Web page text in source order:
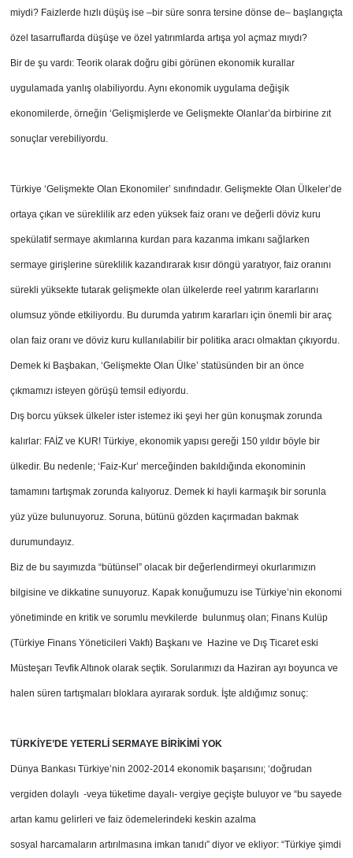
miydi? Faizlerde hızlı düşüş ise –bir süre sonra tersine dönse de– başlangıçta
özel tasarruflarda düşüşe ve özel yatırımlarda artışa yol açmaz mıydı?
Bir de şu vardı: Teorik olarak doğru gibi görünen ekonomik kurallar
uygulamada yanlış olabiliyordu. Aynı ekonomik uygulama değişik
ekonomilerde, örneğin ‘Gelişmişlerde ve Gelişmekte Olanlar’da birbirine zıt
sonuçlar verebiliyordu.
Türkiye ‘Gelişmekte Olan Ekonomiler’ sınıfındadır. Gelişmekte Olan Ülkeler’de
ortaya çıkan ve süreklilik arz eden yüksek faiz oranı ve değerli döviz kuru
spekülatif sermaye akımlarına kurdan para kazanma imkanı sağlarken
sermaye girişlerine süreklilik kazandırarak kısır döngü yaratıyor, faiz oranını
sürekli yüksekte tutarak gelişmekte olan ülkelerde reel yatırım kararlarını
olumsuz yönde etkiliyordu. Bu durumda yatırım kararları için önemli bir araç
olan faiz oranı ve döviz kuru kullanılabilir bir politika aracı olmaktan çıkıyordu.
Demek ki Başbakan, ‘Gelişmekte Olan Ülke’ statüsünden bir an önce
çıkmamızı isteyen görüşü temsil ediyordu.
Dış borcu yüksek ülkeler ister istemez iki şeyi her gün konuşmak zorunda
kalırlar: FAİZ ve KUR! Türkiye, ekonomik yapısı gereği 150 yıldır böyle bir
ülkedir. Bu nedenle; ‘Faiz-Kur’ merceğinden bakıldığında ekonominin
tamamını tartışmak zorunda kalıyoruz. Demek ki hayli karmaşık bir sorunla
yüz yüze bulunuyoruz. Soruna, bütünü gözden kaçırmadan bakmak
durumundayız.
Biz de bu sayımızda “bütünsel” olacak bir değerlendirmeyi okurlarımızın
bilgisine ve dikkatine sunuyoruz. Kapak konuğumuzu ise Türkiye’nin ekonomi
yönetiminde en kritik ve sorumlu mevkilerde bulunmuş olan; Finans Kulüp
(Türkiye Finans Yöneticileri Vakfı) Başkanı ve Hazine ve Dış Ticaret eski
Müsteşarı Tevfik Altınok olarak seçtik. Sorularımızı da Haziran ayı boyunca ve
halen süren tartışmaları bloklara ayırarak sorduk. İşte aldığımız sonuç:
TÜRKİYE’DE YETERLİ SERMAYE BİRİKİMİ YOK
Dünya Bankası Türkiye’nin 2002-2014 ekonomik başarısını; ‘doğrudan
vergiden dolaylı -veya tüketime dayalı- vergiye geçişte buluyor ve “bu sayede
artan kamu gelirleri ve faiz ödemelerindeki keskin azalma
sosyal harcamaların artırılmasına imkan tanıdı” diyor ve ekliyor: “Türkiye şimdi